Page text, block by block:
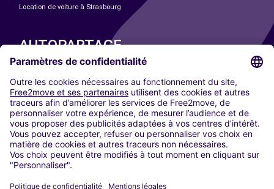
Location de voiture à Strasbourg
AUTOPARTAGE
Paris
Madrid
Washington DC
Milan
Rome
Turin
Vienne
Berlin
Düsseldorf